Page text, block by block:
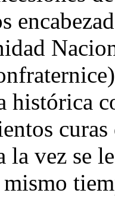
histórica
la vez se